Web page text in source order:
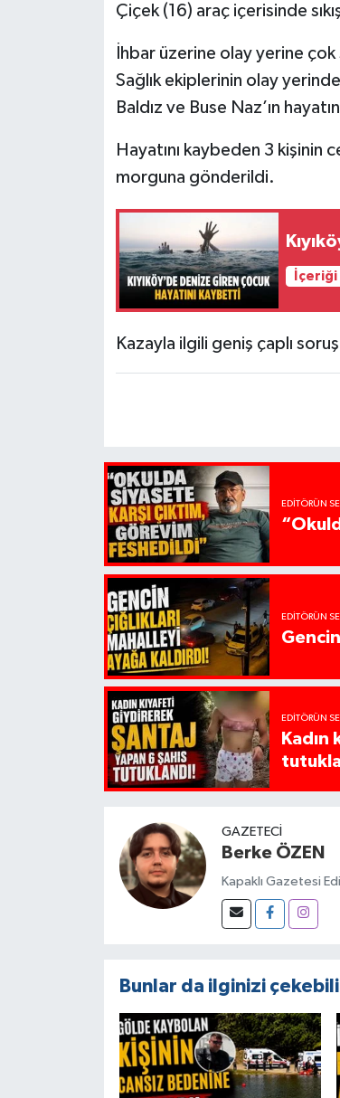
Çiçek (16) araç içerisinde
İhbar üzerine olay yerine
Sağlık ekiplerinin olay
Baldız ve Buse Naz’ın
Hayatını kaybeden 3 kişinin
morguna gönderildi.
Kazayla ilgili geniş çaplı
EDITÖRÜN
EDITÖRÜN
EDITÖRÜN
GAZETECI
Berke ÖZEN
Kapaklı Gazetesi
Bunlar da ilginizi